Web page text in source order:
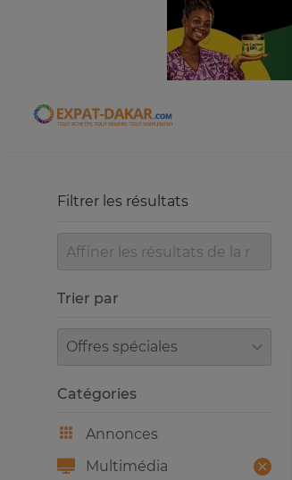
Expat-Dakar
Filtrer les résultats
Trier par
Trier par
Catégories
Annonces
Multimédia